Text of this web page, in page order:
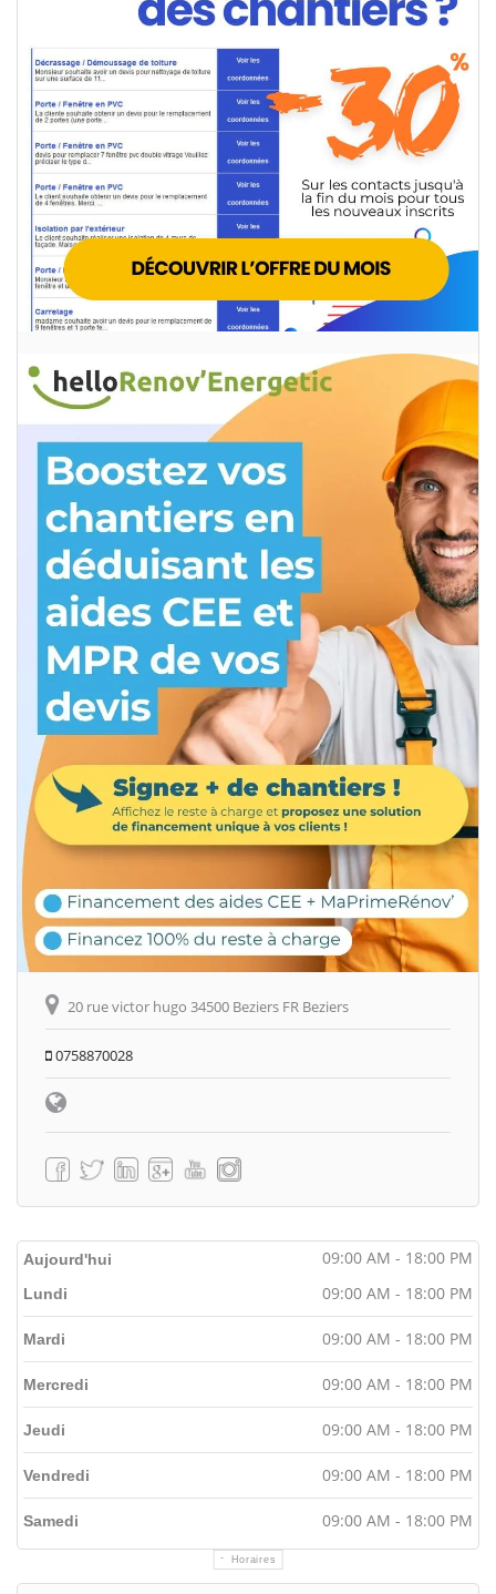
20 rue victor hugo 34500 Beziers FR Beziers
0758870028
Aujourd'hui 09:00 AM - 18:00 PM
Horaires
Lundi 09:00 AM - 18:00 PM
Mardi 09:00 AM - 18:00 PM
Mercredi 09:00 AM - 18:00 PM
Jeudi 09:00 AM - 18:00 PM
Vendredi 09:00 AM - 18:00 PM
Samedi 09:00 AM - 18:00 PM